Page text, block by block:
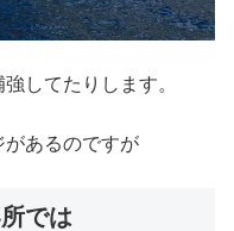
してたりします。
あるのですが
では